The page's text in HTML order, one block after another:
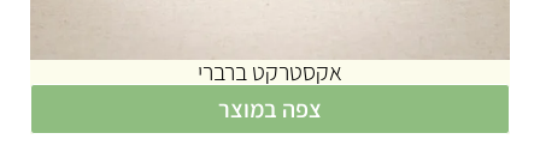
אקסטרקט ברברי
צפה במוצר